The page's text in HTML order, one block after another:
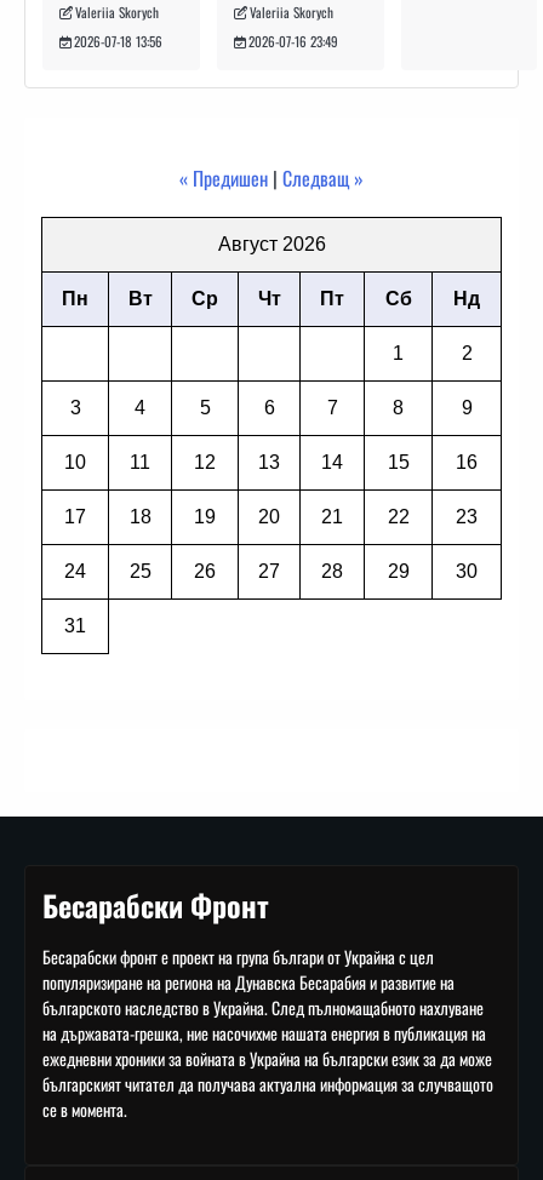
Valeriia Skorych
2026-07-18 13:56
Valeriia Skorych
2026-07-16 23:49
« Предишен | Следващ »
Август 2026
Пн Вт Ср Чт Пт Сб Нд
1 2
3 4 5 6 7 8 9
10 11 12 13 14 15 16
17 18 19 20 21 22 23
24 25 26 27 28 29 30
31
Бесарабски Фронт
Бесарабски фронт е проект на група българи от Украйна с цел
популяризиране на региона на Дунавска Бесарабия и развитие на
българското наследство в Украйна. След пълномащабното нахлуване
на държавата-грешка, ние насочихме нашата енергия в публикация на
ежедневни хроники за войната в Украйна на български език за да може
българският читател да получава актуална информация за случващото
се в момента.